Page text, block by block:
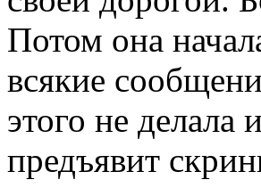
Потом она
всякие
этого не делала
предъявит